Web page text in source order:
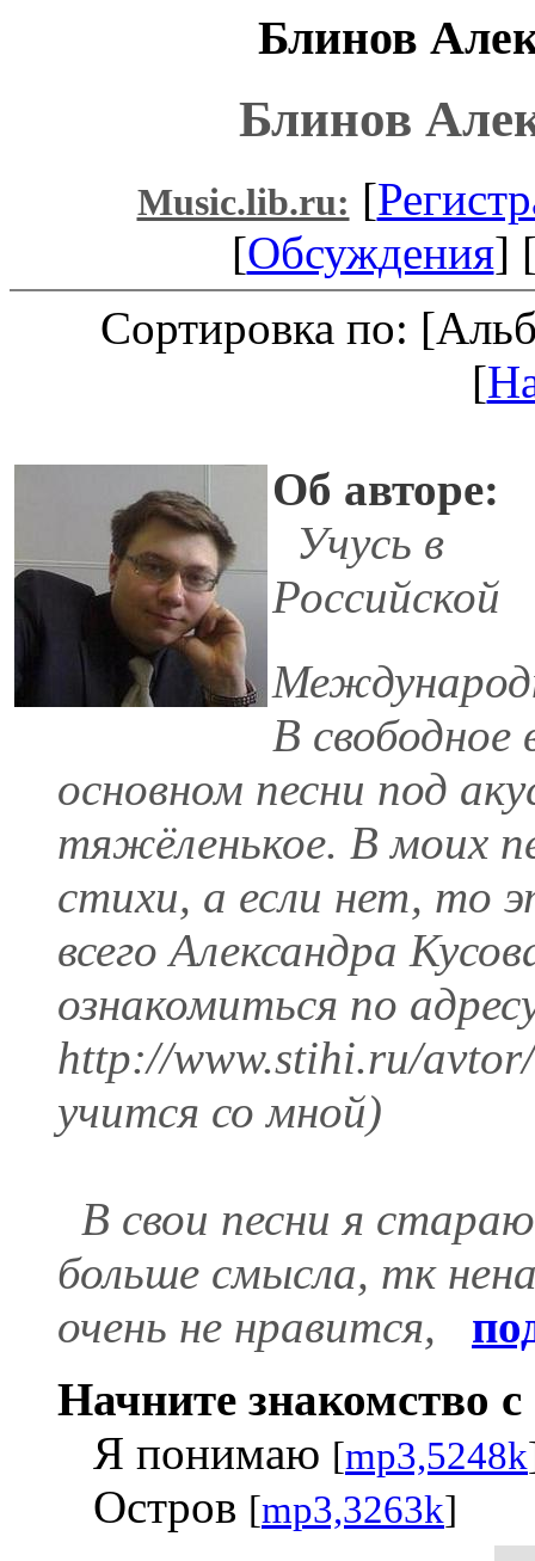
Блинов
Блинов
Music.lib.ru: [
[Обсуждения]
Сортировка по:
[
Об авторе:
Учусь в
Российской
В
основном песни под
тяжёленькое. В моих
стихи, а если нет, то
всего Александра
ознакомиться по
http://www.stihi.ru/
учится со мной)
В свои песни я
больше смысла, тк
очень не нравится,
Начните знакомство с
Я понимаю [mp3,5248k
Остров [mp3,3263k]